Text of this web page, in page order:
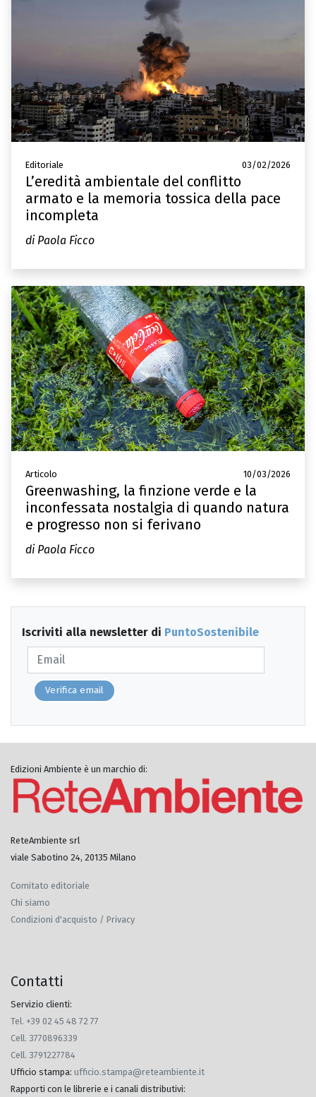
Editoriale 03/02/2026
L’eredità ambientale del conflitto
armato e la memoria tossica della pace
incompleta
di Paola Ficco
Articolo 10/03/2026
Greenwashing, la finzione verde e la
inconfessata nostalgia di quando natura
e progresso non si ferivano
di Paola Ficco
Iscriviti alla newsletter di PuntoSostenibile
Verifica email
Edizioni Ambiente è un marchio di:
ReteAmbiente srl
viale Sabotino 24, 20135 Milano
Comitato editoriale
Chi siamo
Condizioni d'acquisto / Privacy
Contatti
Servizio clienti:
Tel. +39 02 45 48 72 77
Cell. 3770896339
Cell. 3791227784
Ufficio stampa: ufficio.stampa@reteambiente.it
Rapporti con le librerie e i canali distributivi: